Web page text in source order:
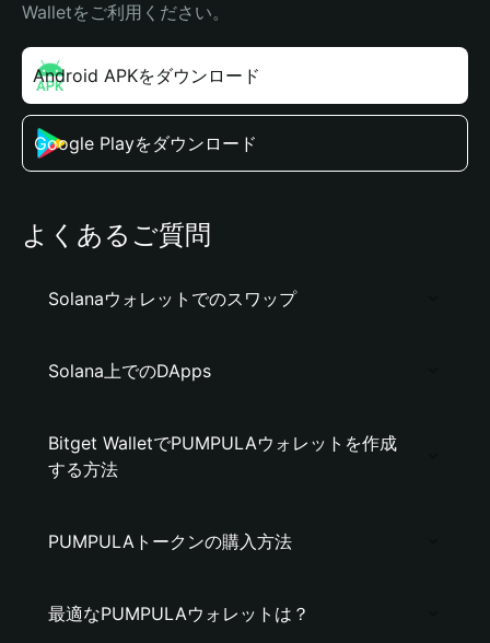
Walletをご利用ください。
Android APKをダウンロード
Google Playをダウンロード
よくあるご質問
Solanaウォレットでのスワップ
Solana上でのDApps
Bitget WalletでPUMPULAウォレットを作成
する方法
PUMPULAトークンの購入方法
最適なPUMPULAウォレットは？